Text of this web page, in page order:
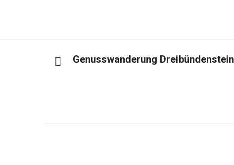
Genusswanderung Dreibündenstein